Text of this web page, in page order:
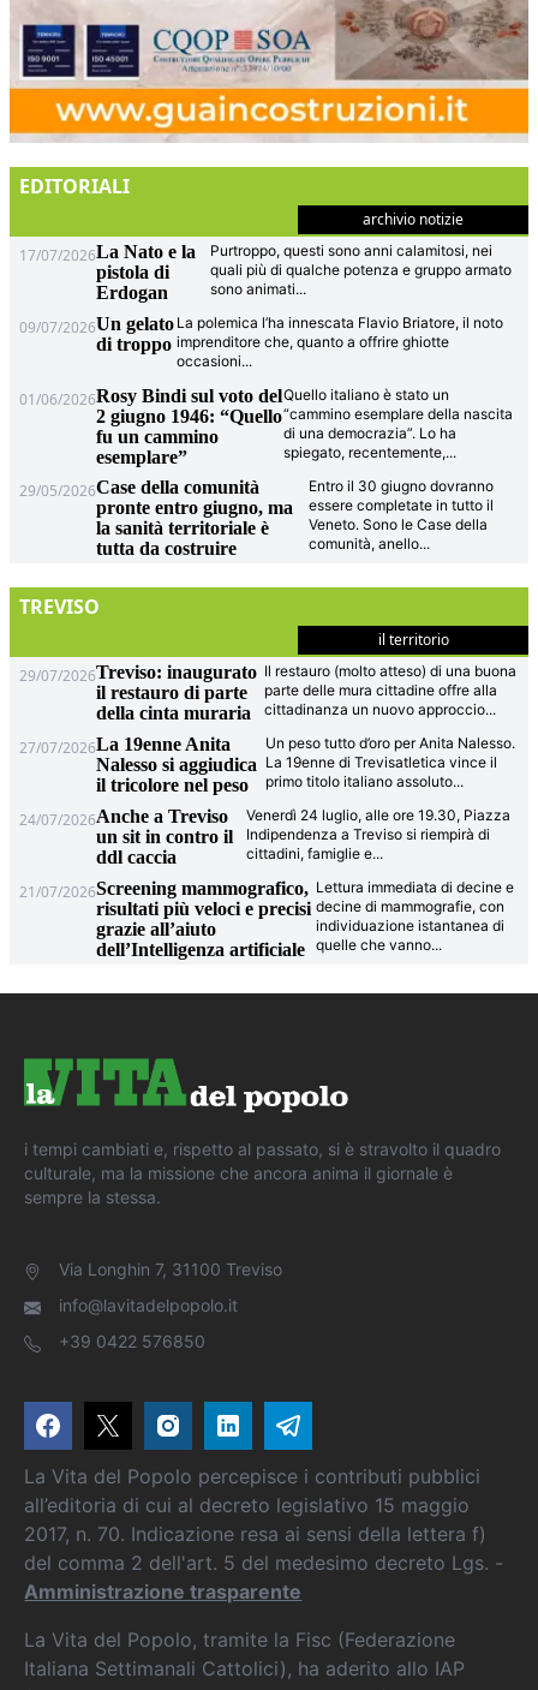
EDITORIALI
archivio notizie
17/07/2026La Nato e la
pistola di
Erdogan
Purtroppo, questi sono anni calamitosi, nei
quali più di qualche potenza e gruppo armato
sono animati...
09/07/2026Un gelato
di troppo
La polemica l’ha innescata Flavio Briatore, il noto
imprenditore che, quanto a offrire ghiotte
occasioni...
01/06/2026Rosy Bindi sul voto del
2 giugno 1946: “Quello
fu un cammino
esemplare”
Quello italiano è stato un
“cammino esemplare della nascita
di una democrazia”. Lo ha
spiegato, recentemente,...
29/05/2026Case della comunità
pronte entro giugno, ma
la sanità territoriale è
tutta da costruire
Entro il 30 giugno dovranno
essere completate in tutto il
Veneto. Sono le Case della
comunità, anello...
TREVISO
il territorio
29/07/2026Treviso: inaugurato
il restauro di parte
della cinta muraria
Il restauro (molto atteso) di una buona
parte delle mura cittadine offre alla
cittadinanza un nuovo approccio...
27/07/2026La 19enne Anita
Nalesso si aggiudica
il tricolore nel peso
Un peso tutto d’oro per Anita Nalesso.
La 19enne di Trevisatletica vince il
primo titolo italiano assoluto...
24/07/2026Anche a Treviso
un sit in contro il
ddl caccia
Venerdì 24 luglio, alle ore 19.30, Piazza
Indipendenza a Treviso si riempirà di
cittadini, famiglie e...
21/07/2026Screening mammografico,
risultati più veloci e precisi
grazie all’aiuto
dell’Intelligenza artificiale
Lettura immediata di decine e
decine di mammografie, con
individuazione istantanea di
quelle che vanno...
i tempi cambiati e, rispetto al passato, si è stravolto il quadro
culturale, ma la missione che ancora anima il giornale è
sempre la stessa.
Via Longhin 7, 31100 Treviso
info@lavitadelpopolo.it
+39 0422 576850
La Vita del Popolo percepisce i contributi pubblici
all’editoria di cui al decreto legislativo 15 maggio
2017, n. 70. Indicazione resa ai sensi della lettera f)
del comma 2 dell'art. 5 del medesimo decreto Lgs. -
Amministrazione trasparente
La Vita del Popolo, tramite la Fisc (Federazione
Italiana Settimanali Cattolici), ha aderito allo IAP